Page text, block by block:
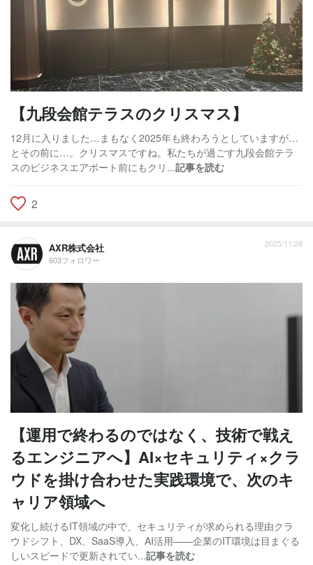
【九段会館テラスのクリスマス】
12月に入りました…まもなく2025年も終わろうとしていますが…
とその前に…。クリスマスですね。私たちが過ごす九段会館テラ
スのビジネスエアポート前にもクリ...記事を読む
2
AXR株式会社
603フォロワー
2025/11/28
【運用で終わるのではなく、技術で戦え
るエンジニアへ】AI×セキュリティ×クラ
ウドを掛け合わせた実践環境で、次のキ
ャリア領域へ
変化し続けるIT領域の中で、セキュリティが求められる理由クラ
ウドシフト、DX、SaaS導入、AI活用——企業のIT環境は目まぐる
しいスピードで更新されてい...記事を読む